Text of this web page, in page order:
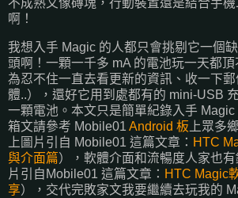
不成熟又像磚塊，行動裝置還是結合手
啊！
我想入手 Magic 的人都只會挑剔它一個
頭啊！一顆一千多 mA 的電池玩一天都
為忍不住一直去看更新的資訊、收一下
體..），還好它用到處都有的 mini-USB
一顆電池。本文只是簡單紀錄入手
箱文請參考 Mobile01 Android 板 上眾多
上圖片引自 Mobile01 這篇文章： HTC
與介面篇），軟體介面和流暢度人家也
片引自Mobile01 這篇文章： HTC Magic
享），交代完敗家文我要繼續去玩我的